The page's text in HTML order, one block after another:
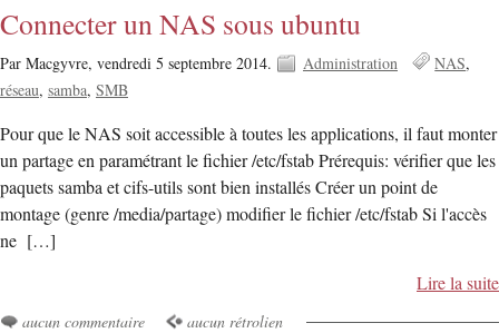
Connecter un NAS sous ubuntu
Par Macgyvre, vendredi 5 septembre 2014. Administration
NAS
réseau samba SMB
Pour que le NAS soit accessible à toutes les applications, il faut monter
un partage en paramétrant le fichier /etc/fstab Prérequis: vérifier que les
paquets samba et cifs-utils sont bien installés Créer un point de
montage (genre /media/partage) modifier le fichier /etc/fstab Si l'accès
ne […]
Lire la suite
aucun commentaire aucun rétrolien